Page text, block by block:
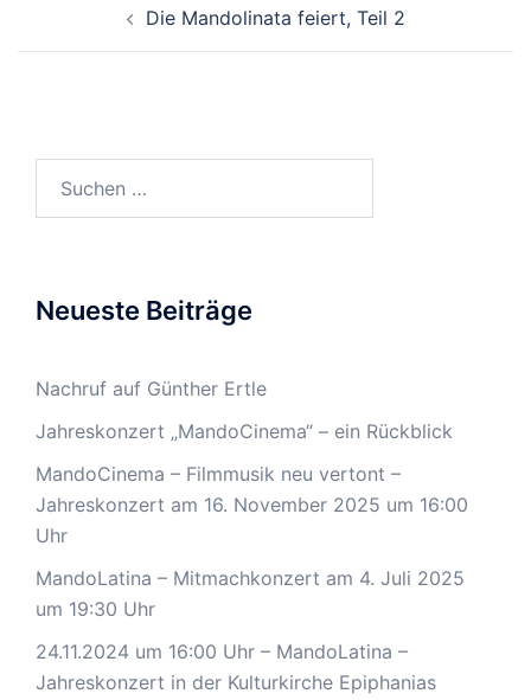
Die Mandolinata feiert, Teil 2
Neueste Beiträge
Nachruf auf Günther Ertle
Jahreskonzert „MandoCinema“ – ein Rückblick
MandoCinema – Filmmusik neu vertont –
Jahreskonzert am 16. November 2025 um 16:00
Uhr
MandoLatina – Mitmachkonzert am 4. Juli 2025
um 19:30 Uhr
24.11.2024 um 16:00 Uhr – MandoLatina –
Jahreskonzert in der Kulturkirche Epiphanias